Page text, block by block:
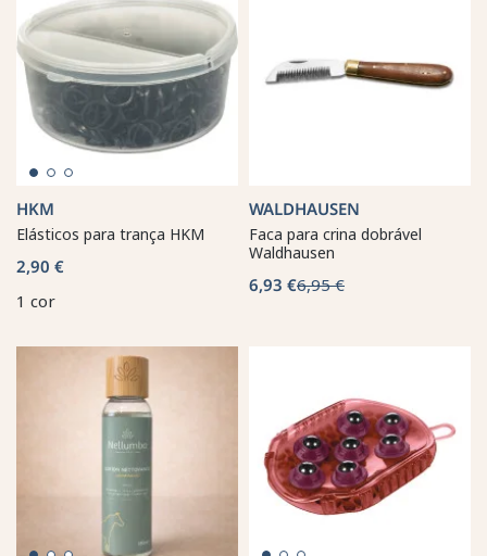
HKM
Elásticos para trança HKM
2,90 €
1 cor
WALDHAUSEN
Faca para crina dobrável
Waldhausen
6,93 €6,95 €